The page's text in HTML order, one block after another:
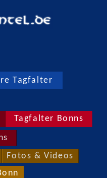
Tagfalter
Tagfalter Bonns
Fotos & Videos